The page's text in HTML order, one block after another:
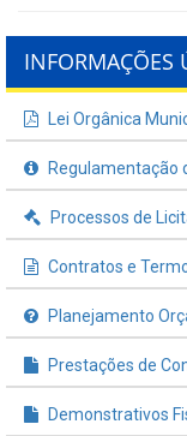
INFORMAÇÕES
Lei Orgânica
Regulamentação
Processos de
Contratos e
Planejamento
Prestações de
Demonstrativos